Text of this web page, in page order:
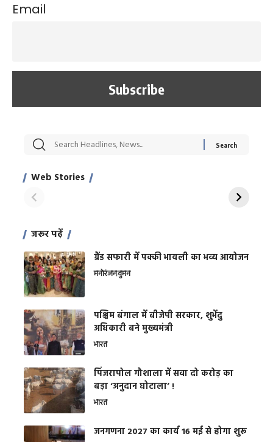
Email
Web Stories
सट्टेबाजी में अरेस्ट हुए
साहिल खान
रोज एक कच्चे लहसुन
जरूर पढ़ें
ग्रैंड सफारी में पक्की भायली का भव्य आयोजन
मनोरंजनवुमन
पश्चिम बंगाल में बीजेपी सरकार, शुभेंदु
अधिकारी बने मुख्यमंत्री
भारत
​पिंजरापोल गौशाला में सवा दो करोड़ का
बड़ा ‘अनुदान घोटाला’ !
भारत
जनगणना 2027 का कार्य 16 मई से होगा शुरू